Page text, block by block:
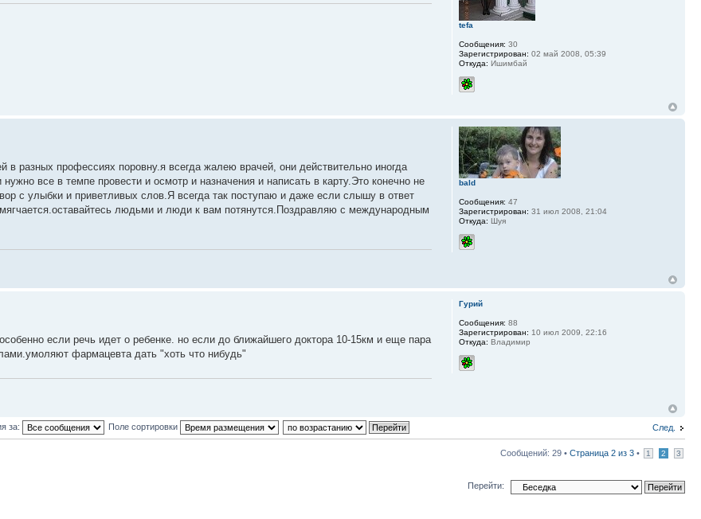
tefa
Сообщения: 30
Зарегистрирован: 02 май 2008, 05:39
Откуда: Ишимбай
разных профессиях поровну.я всегда жалею врачей, они действительно иногда
все в темпе провести и осмотр и назначения и написать в карту.Это конечно не
с улыбки и приветливых слов.Я всегда так поступаю и даже если слышу в ответ
людьми и люди к вам потянутся.Поздравляю с международным
bald
Сообщения: 47
Зарегистрирован: 31 июл 2008, 21:04
Откуда: Шуя
если речь идет о ребенке. но если до ближайшего доктора 10-15км и еще пара
фармацевта дать "хоть что нибудь"
Гурий
Сообщения: 88
Зарегистрирован: 10 июл 2009, 22:16
Откуда: Владимир
След.
за: Поле сортировки
Сообщений: 29 • Страница 2 из 3 • 1 2 3
Перейти: